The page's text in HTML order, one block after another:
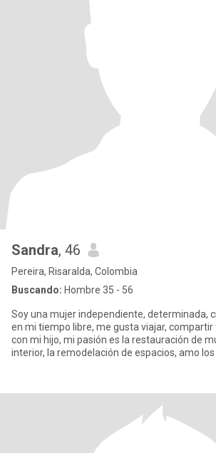
Sandra, 46
Pereira, Risaralda, Colombia
Buscando: Hombre 35 - 56
Soy una mujer independiente, determinada,
en mi tiempo libre, me gusta viajar, compartir
con mi hijo, mi pasión es la restauración de
interior, la remodelación de espacios, amo